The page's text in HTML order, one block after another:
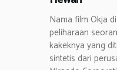
GAYA HIDUP
OLAHRAGA
OPINI
Nama film Okja
peliharaan
kakeknya yang
sintetis dari